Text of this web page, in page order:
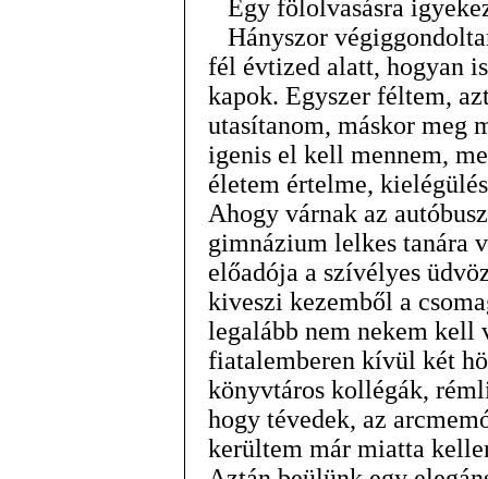
Egy fölolvasásra
Hányszor
fél évtized alatt, hogyan
kapok. Egyszer féltem,
utasítanom, máskor meg
igenis el kell mennem,
életem értelme,
Ahogy várnak az
gimnázium lelkes tanára
előadója a szívélyes
kiveszi kezemből a
legalább nem nekem kell
fiatalemberen kívül két
könyvtáros kollégák,
hogy tévedek, az
kerültem már miatta